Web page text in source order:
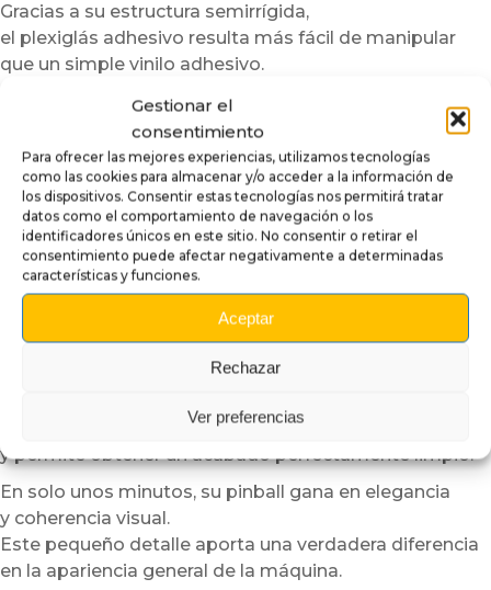
Gestionar el
consentimiento
Para ofrecer las mejores experiencias, utilizamos tecnologías
como las cookies para almacenar y/o acceder a la información de
los dispositivos. Consentir estas tecnologías nos permitirá tratar
datos como el comportamiento de navegación o los
identificadores únicos en este sitio. No consentir o retirar el
consentimiento puede afectar negativamente a determinadas
características y funciones.
Aceptar
Rechazar
Ver preferencias
Gracias a su estructura semirrígida,
el plexiglás adhesivo resulta más fácil de manipular
que un simple vinilo adhesivo.
Para facilitar aún más la instalación,
recomendamos trabajar en una habitación templada.
En caso de temperaturas bajas,
puede calentar ligeramente la superficie o el adhesivo
con un secador de pelo a baja potencia.
Este paso mejora la flexibilidad del material
y optimiza la adherencia.
Sin embargo, nunca debe sobrecalentarse la pieza.
Una vez colocado, aplique progresivamente el cubre
insider
ejerciendo una presión suave y uniforme
Este método ayuda a evitar burbujas de aire
y permite obtener un acabado perfectamente limpio.
En solo unos minutos, su pinball gana en elegancia
y coherencia visual.
Este pequeño detalle aporta una verdadera diferencia
en la apariencia general de la máquina.